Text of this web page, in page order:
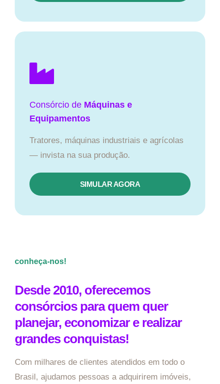
Consórcio de Máquinas e
Equipamentos
Tratores, máquinas industriais e agrícolas
— invista na sua produção.
SIMULAR AGORA
conheça-nos!
Desde 2010, oferecemos
consórcios para quem quer
planejar, economizar e realizar
grandes conquistas!
Com milhares de clientes atendidos em todo o
Brasil, ajudamos pessoas a adquirirem imóveis,